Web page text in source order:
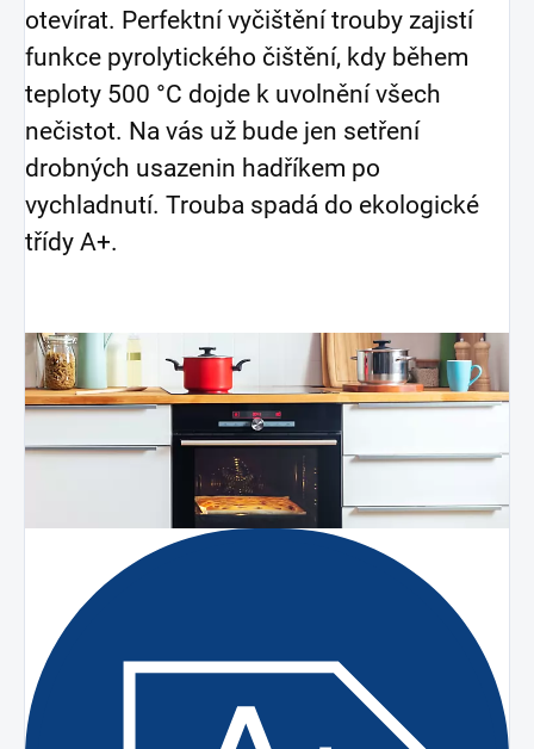
otevírat. Perfektní vyčištění trouby zajistí
funkce pyrolytického čištění, kdy během
teploty 500 °C dojde k uvolnění všech
nečistot. Na vás už bude jen setření
drobných usazenin hadříkem po
vychladnutí. Trouba spadá do ekologické
třídy A+.